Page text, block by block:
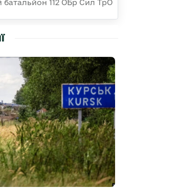
батальйон 112 ОБр Сил ТрО